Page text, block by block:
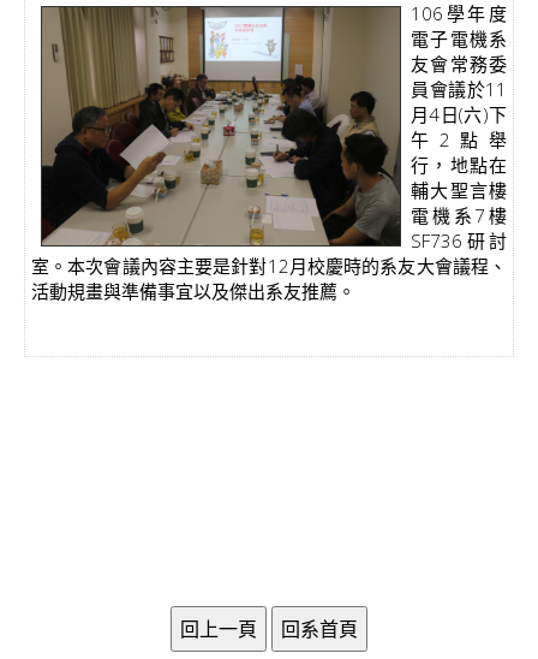
106學年度
電子電機系
友會常務委
員會議於11
月4日(六)下
午2點舉
行，地點在
輔大聖言樓
電機系7樓
SF736研討
室。本次會議內容主要是針對12月校慶時的系友大會議程、
活動規畫與準備事宜以及傑出系友推薦。